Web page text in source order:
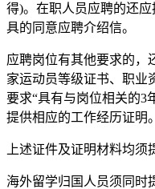
得)。在职人员应聘的还
具的同意应聘介绍信。
应聘岗位有其他要求的，
家运动员等级证书、职业
要求“具有与岗位相关的3
提供相应的工作经历证明。
上述证件及证明材料均须
海外留学归国人员须同时